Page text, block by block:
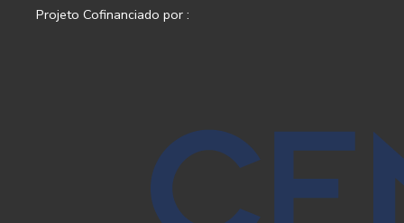
Projeto Cofinanciado por :